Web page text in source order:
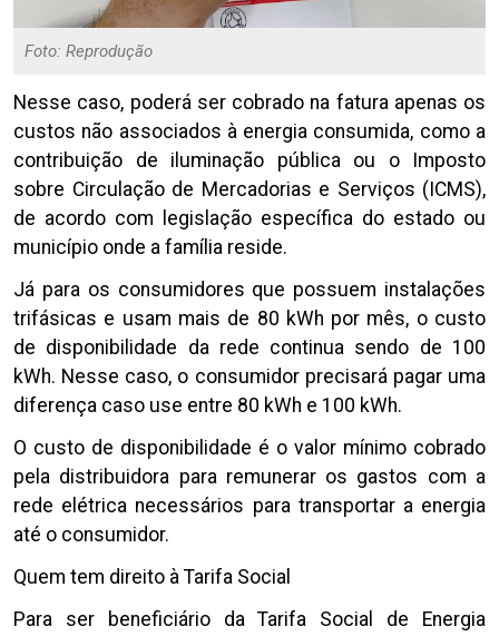
Foto: Reprodução
Nesse caso, poderá ser cobrado na fatura apenas os
custos não associados à energia consumida, como a
contribuição de iluminação pública ou o Imposto
sobre Circulação de Mercadorias e Serviços (ICMS),
de acordo com legislação específica do estado ou
município onde a família reside.
Já para os consumidores que possuem instalações
trifásicas e usam mais de 80 kWh por mês, o custo
de disponibilidade da rede continua sendo de 100
kWh. Nesse caso, o consumidor precisará pagar uma
diferença caso use entre 80 kWh e 100 kWh.
O custo de disponibilidade é o valor mínimo cobrado
pela distribuidora para remunerar os gastos com a
rede elétrica necessários para transportar a energia
até o consumidor.
Quem tem direito à Tarifa Social
Para ser beneficiário da Tarifa Social de Energia